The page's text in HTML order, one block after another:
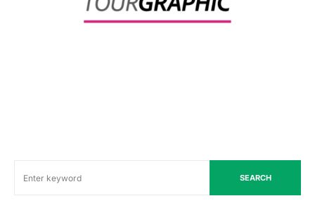
SEARCH